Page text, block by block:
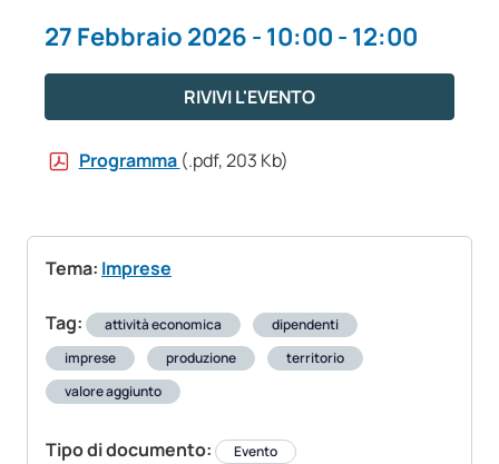
27 Febbraio 2026 - 10:00 - 12:00
RIVIVI L'EVENTO
Programma (.pdf, 203 Kb)
Tema: Imprese
Tag: attività economica
dipendenti
imprese
produzione
territorio
valore aggiunto
Tipo di documento: Evento